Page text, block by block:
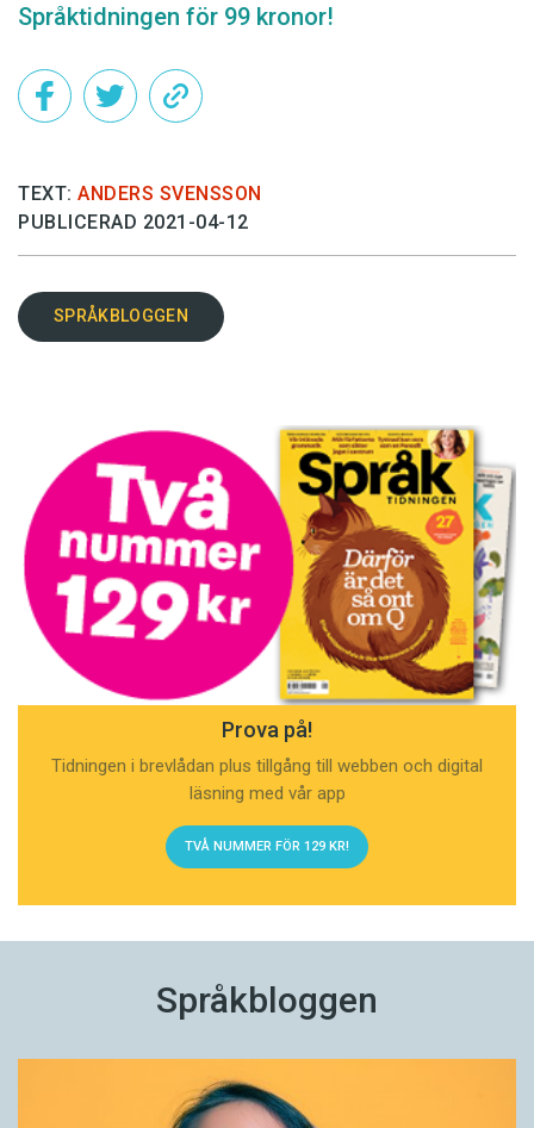
Språktidningen för 99 kronor!
TEXT: ANDERS SVENSSON
PUBLICERAD 2021-04-12
SPRÅKBLOGGEN
Prova på!
Tidningen i brevlådan plus tillgång till webben och digital
läsning med vår app
TVÅ NUMMER FÖR 129 KR!
Språkbloggen